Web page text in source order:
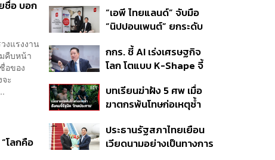
ชื่อ บอก
งแรงงาน
คืบหน้า
อของ
ะ
โลกคือ
สิงหาคม 2569
“เอพี ไทยแลนด์” จับมือ
“นิปปอนเพนต์” ยกระดับ
ในไทยสู่มาตรฐานโลกด้วย
EPD International
พร้อมชูแนวคิด Global
Standards for Global
Sustainable Living ส่ง
มอบบ้านคุณภาพ ลดผลก
ระทบต่อสิ่งแวดล้อม พร้อม
ปั้นนักออกแบบที่ใส่ใจโลก
กกร. ชี้ AI เร่งเศรษฐกิจ
โลก โตแบบ K-Shape จี้
รับคลื่นลงทุนใหม่
บทเรียนฆ่าฝัง 5 ศพ เมื่อ
ฆาตกรพ้นโทษก่อเหตุซ้ำ
คืนความยุติธรรม
ประธานรัฐสภาไทยเยือน
เวียดนามอย่างเป็นทางการ